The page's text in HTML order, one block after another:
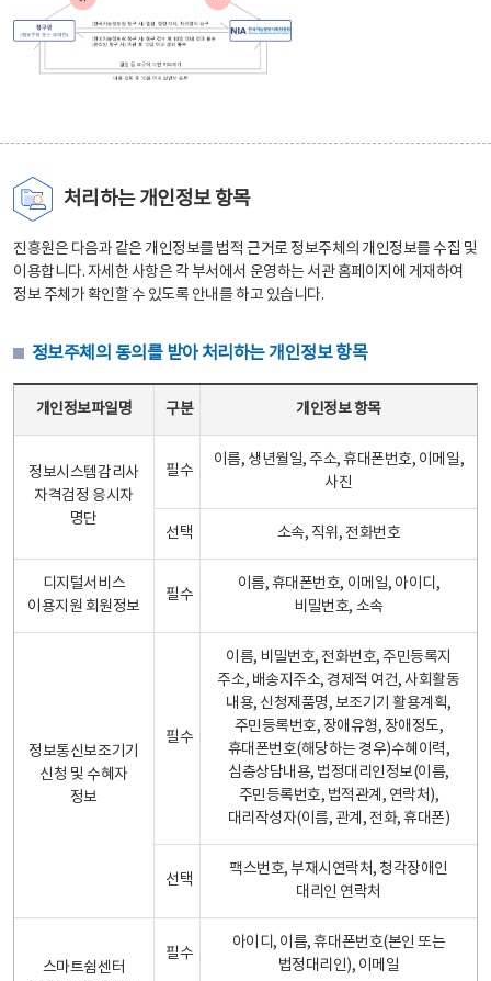
처리하는 개인정보 항목
진흥원은 다음과 같은 개인정보를 법적 근거로 정보주체의 개인정보를 수집 및
이용합니다. 자세한 사항은 각 부서에서 운영하는 서관 홈페이지에 게재하여
정보 주체가 확인할 수 있도록 안내를 하고 있습니다.
정보주체의 동의를 받아 처리하는 개인정보 항목
개인정보파일명 구분 개인정보 항목
정보시스템감리사
자격검정 응시자
명단
필수
이름, 생년월일, 주소, 휴대폰번호, 이메일,
사진
선택 소속, 직위, 전화번호
디지털서비스
이용지원 회원정보
필수
이름, 휴대폰번호, 이메일, 아이디,
비밀번호, 소속
정보통신보조기기
신청 및 수혜자
정보
필수
이름, 비밀번호, 전화번호, 주민등록지
주소, 배송지주소, 경제적 여건, 사회활동
내용, 신청제품명, 보조기기 활용계획,
주민등록번호, 장애유형, 장애정도,
휴대폰번호(해당하는 경우)수혜이력,
심층상담내용, 법정대리인정보(이름,
주민등록번호, 법적관계, 연락처),
대리작성자(이름, 관계, 전화, 휴대폰)
선택
팩스번호, 부재시연락처, 청각장애인
대리인 연락처
스마트쉼센터
필수
아이디, 이름, 휴대폰번호(본인 또는
법정대리인), 이메일